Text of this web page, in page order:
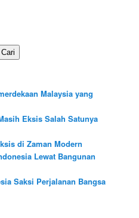
Cari
Malaysia yang
Eksis Salah Satunya
di Zaman Modern
Lewat Bangunan
Saksi Perjalanan Bangsa